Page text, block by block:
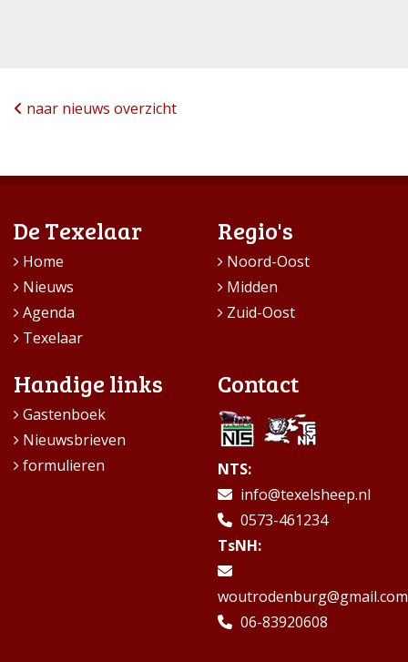
naar nieuws overzicht
De Texelaar
Home
Nieuws
Agenda
Texelaar
Regio's
Noord-Oost
Midden
Zuid-Oost
Handige links
Gastenboek
Nieuwsbrieven
formulieren
Contact
NTS:
info@texelsheep.nl
0573-461234
TsNH:
woutrodenburg@gmail.com
06-83920608